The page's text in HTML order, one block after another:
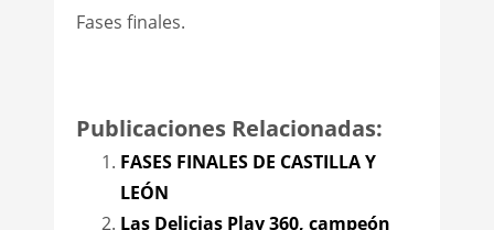
Fases finales.
Publicaciones Relacionadas:
FASES FINALES DE CASTILLA Y
LEÓN
Las Delicias Play 360, campeón